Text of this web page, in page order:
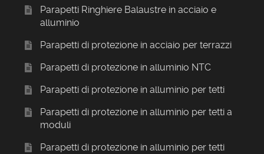
Parapetti Ringhiere Balaustre in acciaio e
alluminio
Parapetti di protezione in acciaio per terrazzi
Parapetti di protezione in alluminio NTC
Parapetti di protezione in alluminio per tetti
Parapetti di protezione in alluminio per tetti a
moduli
Parapetti di protezione in alluminio per tetti